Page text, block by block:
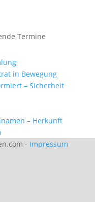
Termine
in Bewegung
– Sicherheit
– Herkunft
- Impressum